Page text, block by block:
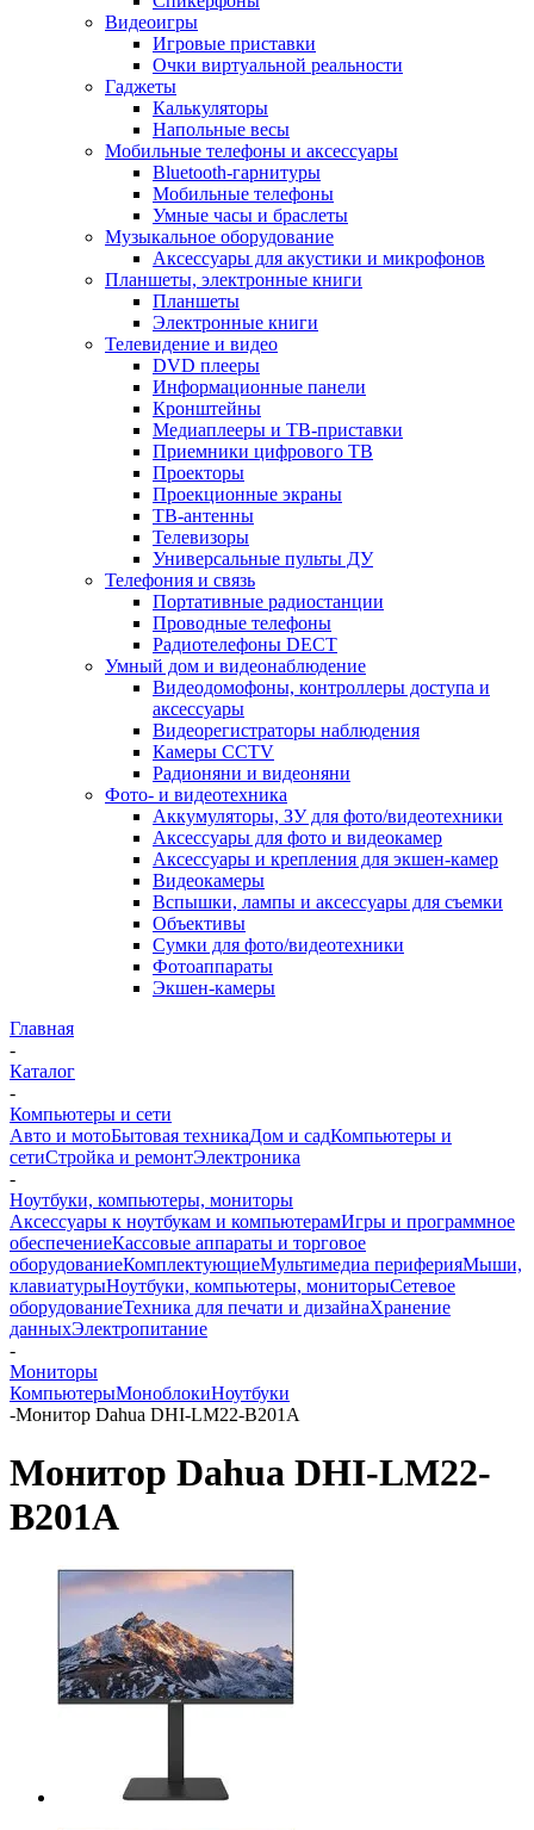
Видеоигры
Игровые приставки
Очки виртуальной реальности
Гаджеты
Калькуляторы
Напольные весы
Мобильные телефоны и аксессуары
Bluetooth-гарнитуры
Мобильные телефоны
Умные часы и браслеты
Музыкальное оборудование
Аксессуары для акустики и микрофонов
Планшеты, электронные книги
Планшеты
Электронные книги
Телевидение и видео
DVD плееры
Информационные панели
Кронштейны
Медиаплееры и ТВ-приставки
Приемники цифрового ТВ
Проекторы
Проекционные экраны
ТВ-антенны
Телевизоры
Универсальные пульты ДУ
Телефония и связь
Портативные радиостанции
Проводные телефоны
Радиотелефоны DECT
Умный дом и видеонаблюдение
Видеодомофоны, контроллеры доступа и
аксессуары
Видеорегистраторы наблюдения
Камеры CCTV
Радионяни и видеоняни
Фото- и видеотехника
Аккумуляторы, ЗУ для фото/видеотехники
Аксессуары для фото и видеокамер
Аксессуары и крепления для экшен-камер
Видеокамеры
Вспышки, лампы и аксессуары для съемки
Объективы
Сумки для фото/видеотехники
Фотоаппараты
Экшен-камеры
Главная
-
Каталог
-
Компьютеры и сети
Авто и мотоБытовая техникаДом и садКомпьютеры и
сетиСтройка и ремонтЭлектроника
-
Ноутбуки, компьютеры, мониторы
Аксессуары к ноутбукам и компьютерамИгры и программное
обеспечениеКассовые аппараты и торговое
оборудованиеКомплектующиеМультимедиа периферияМыши,
клавиатурыНоутбуки, компьютеры, мониторыСетевое
оборудованиеТехника для печати и дизайнаХранение
данныхЭлектропитание
-
Мониторы
КомпьютерыМоноблокиНоутбуки
-Монитор Dahua DHI-LM22-B201A
Монитор Dahua DHI-LM22-
B201A